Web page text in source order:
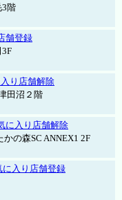
3階
舗登録
り店舗解除
田沼２階
に入り店舗解除
の森SC ANNEX1 2F
に入り店舗登録